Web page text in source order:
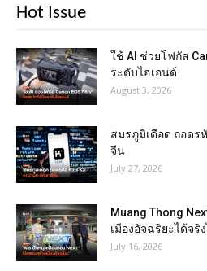
Hot Issue
ใช้ AI ช่วยโฟกัส
ระดับไฮเอนด์
August 3, 2026
สมรภูมิเดือด ถอดร
จีน
July 27, 2026
Muang Thong
เมืองอัจฉริยะได้จริ
July 16, 2026